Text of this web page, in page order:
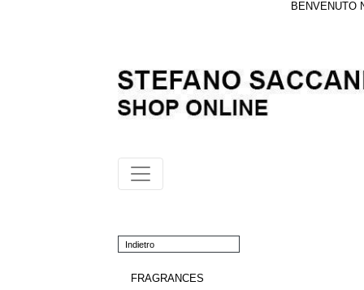
BENVENUTO
Indietro
FRAGRANCES